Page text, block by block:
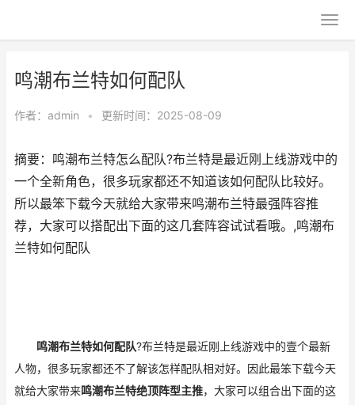
鸣潮布兰特如何配队
作者： admin • 更新时间：2025-08-09
摘要：鸣潮布兰特怎么配队?布兰特是最近刚上线游戏中的
一个全新角色，很多玩家都还不知道该如何配队比较好。
所以最笨下载今天就给大家带来鸣潮布兰特最强阵容推
荐，大家可以搭配出下面的这几套阵容试试看哦。,鸣潮布
兰特如何配队
鸣潮布兰特如何配队?布兰特是最近刚上线游戏中的壹个最新
人物，很多玩家都还不了解该怎样配队相对好。因此最笨下载今天
就给大家带来鸣潮布兰特绝顶阵型主推，大家可以组合出下面的这